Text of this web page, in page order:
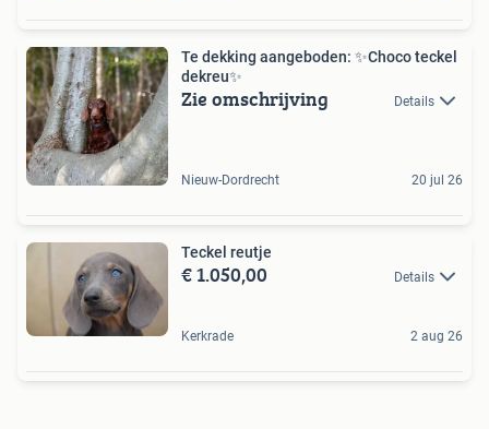
Te dekking aangeboden: ️✨️Choco teckel
dekreu️✨️
Zie omschrijving Details
Nieuw-Dordrecht 20 jul 26
Teckel reutje
€ 1.050,00 Details
Kerkrade 2 aug 26